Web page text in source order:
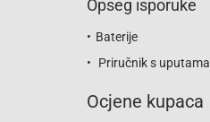
Opseg isporuke
Baterije
Priručnik s uputama
Ocjene kupaca